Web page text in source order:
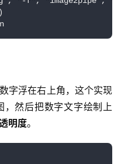
字浮在右上角，这个实现
然后把数字文字绘制上
明度。